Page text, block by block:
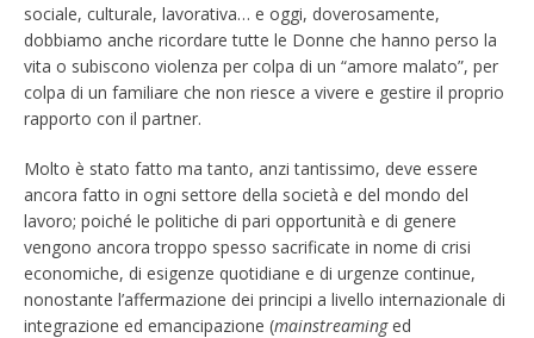
sociale, culturale, lavorativa… e oggi, doverosamente,
dobbiamo anche ricordare tutte le Donne che hanno perso la
vita o subiscono violenza per colpa di un “amore malato”, per
colpa di un familiare che non riesce a vivere e gestire il proprio
rapporto con il partner.
Molto è stato fatto ma tanto, anzi tantissimo, deve essere
ancora fatto in ogni settore della società e del mondo del
lavoro; poiché le politiche di pari opportunità e di genere
vengono ancora troppo spesso sacrificate in nome di crisi
economiche, di esigenze quotidiane e di urgenze continue,
nonostante l’affermazione dei principi a livello internazionale di
integrazione ed emancipazione (mainstreaminged